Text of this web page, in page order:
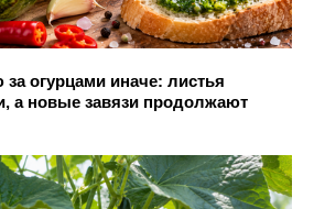
за огурцами иначе: листья
а новые завязи продолжают